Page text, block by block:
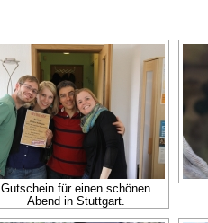
Gutschein für einen schönen
Abend in Stuttgart.